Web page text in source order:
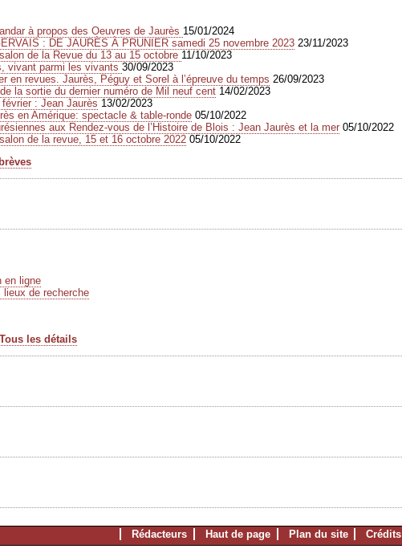
à propos des Oeuvres de Jaurès 15/01/2024
: DE JAURÈS À PRUNIER samedi 25 novembre 2023 23/11/2023
de la Revue du 13 au 15 octobre 11/10/2023
vivant parmi les vivants 30/09/2023
en revues. Jaurès, Péguy et Sorel à l’épreuve du temps 26/09/2023
la sortie du dernier numéro de Mil neuf cent 14/02/2023
: Jean Jaurès 13/02/2023
en Amérique: spectacle & table-ronde 05/10/2022
aux Rendez-vous de l’Histoire de Blois : Jean Jaurès et la mer 05/10/2022
de la revue, 15 et 16 octobre 2022 05/10/2022
en ligne
de recherche
les détails
Rédacteurs Haut de page Plan du site Crédits